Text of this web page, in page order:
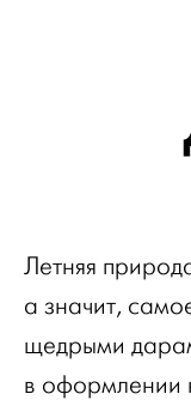
Летняя
а значит,
щедрыми
в оформлении